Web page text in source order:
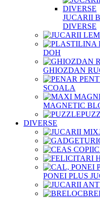
JUCARII
DIVERSE
DOH
GHIOZDAN
SCOALA
MAGNETIC
DIVERSE
PONEI PLUS